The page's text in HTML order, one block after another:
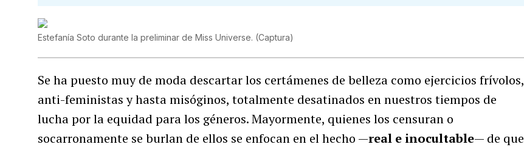
Estefanía Soto durante la preliminar de Miss Universe. (Captura)
Se ha puesto muy de moda descartar los certámenes de belleza como ejercicios frívolos,
anti-feministas y hasta misóginos, totalmente desatinados en nuestros tiempos de
lucha por la equidad para los géneros. Mayormente, quienes los censuran o
socarronamente se burlan de ellos se enfocan en el hecho —real e inocultable— de que